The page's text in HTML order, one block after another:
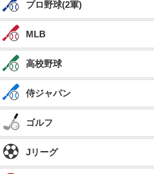
プロ野球(2軍)
MLB
高校野球
侍ジャパン
ゴルフ
Jリーグ